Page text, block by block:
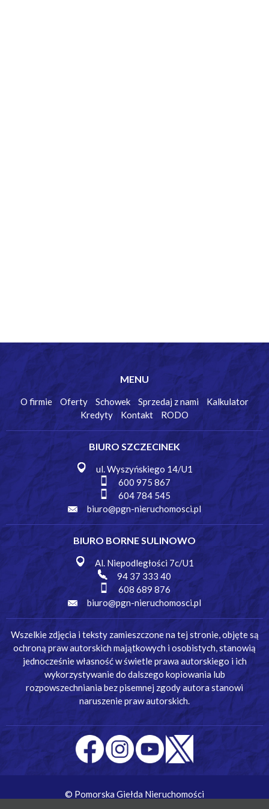
MENU
O firmie Oferty Schowek Sprzedaj z nami
Kalkulator
Kredyty
Kontakt RODO
BIURO SZCZECINEK
ul. Wyszyńskiego 14/U1
600 975 867
604 784 545
biuro@pgn-nieruchomosci.pl
BIURO BORNE SULINOWO
Al. Niepodległości 7c/U1
94 37 333 40
608 689 876
biuro@pgn-nieruchomosci.pl
Wszelkie zdjęcia i teksty zamieszczone na tej stronie, objęte są
ochroną praw autorskich majątkowych i osobistych, stanowią
jednocześnie własność w świetle prawa autorskiego i ich
wykorzystywanie do dalszego kopiowania lub
rozpowszechniania bez pisemnej zgody autora stanowi
naruszenie praw autorskich.
© Pomorska Giełda Nieruchomości